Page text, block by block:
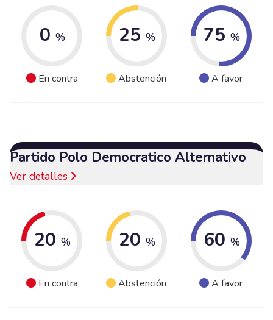
0 %
En contra
25 %
Abstención
75 %
A favor
Partido Polo Democratico Alternativo
Ver detalles
20 %
En contra
20 %
Abstención
60 %
A favor